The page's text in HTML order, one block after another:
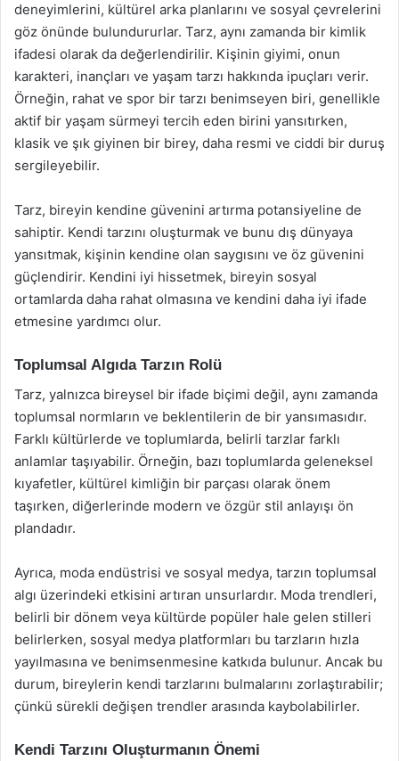
deneyimlerini, kültürel arka planlarını ve sosyal çevrelerini
göz önünde bulundururlar. Tarz, aynı zamanda bir kimlik
ifadesi olarak da değerlendirilir. Kişinin giyimi, onun
karakteri, inançları ve yaşam tarzı hakkında ipuçları verir.
Örneğin, rahat ve spor bir tarzı benimseyen biri, genellikle
aktif bir yaşam sürmeyi tercih eden birini yansıtırken,
klasik ve şık giyinen bir birey, daha resmi ve ciddi bir duruş
sergileyebilir.
Tarz, bireyin kendine güvenini artırma potansiyeline de
sahiptir. Kendi tarzını oluşturmak ve bunu dış dünyaya
yansıtmak, kişinin kendine olan saygısını ve öz güvenini
güçlendirir. Kendini iyi hissetmek, bireyin sosyal
ortamlarda daha rahat olmasına ve kendini daha iyi ifade
etmesine yardımcı olur.
Toplumsal Algıda Tarzın Rolü
Tarz, yalnızca bireysel bir ifade biçimi değil, aynı zamanda
toplumsal normların ve beklentilerin de bir yansımasıdır.
Farklı kültürlerde ve toplumlarda, belirli tarzlar farklı
anlamlar taşıyabilir. Örneğin, bazı toplumlarda geleneksel
kıyafetler, kültürel kimliğin bir parçası olarak önem
taşırken, diğerlerinde modern ve özgür stil anlayışı ön
plandadır.
Ayrıca, moda endüstrisi ve sosyal medya, tarzın toplumsal
algı üzerindeki etkisini artıran unsurlardır. Moda trendleri,
belirli bir dönem veya kültürde popüler hale gelen stilleri
belirlerken, sosyal medya platformları bu tarzların hızla
yayılmasına ve benimsenmesine katkıda bulunur. Ancak bu
durum, bireylerin kendi tarzlarını bulmalarını zorlaştırabilir;
çünkü sürekli değişen trendler arasında kaybolabilirler.
Kendi Tarzını Oluşturmanın Önemi